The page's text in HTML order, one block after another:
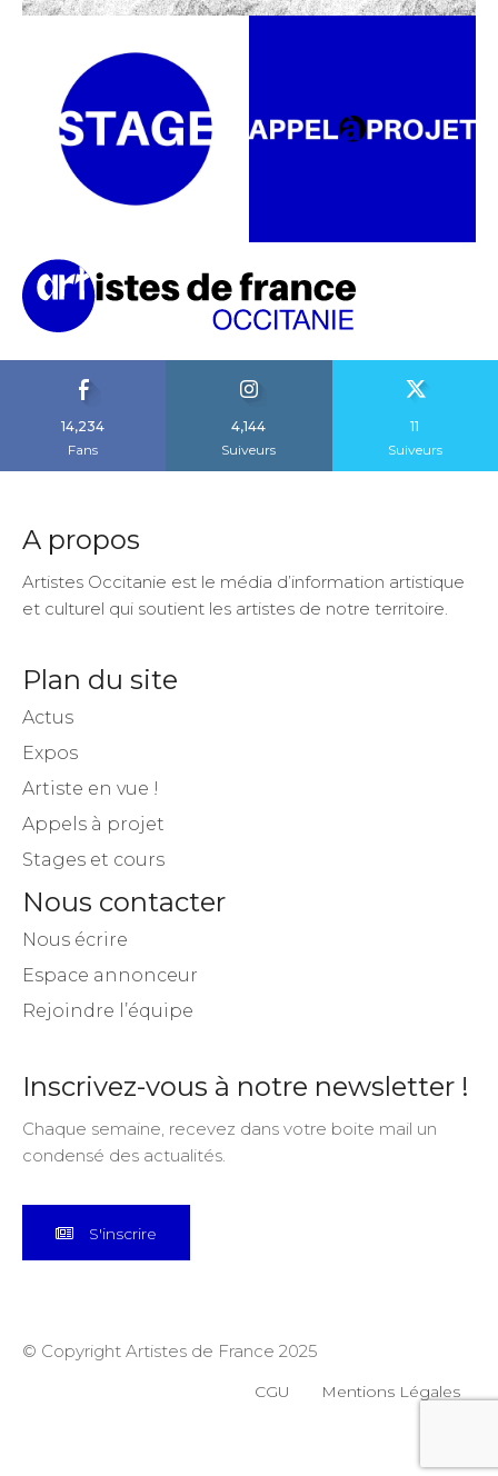
14,234
Fans
4,144
Suiveurs
11
Suiveurs
A propos
Artistes Occitanie est le média d’information artistique
et culturel qui soutient les artistes de notre territoire.
Plan du site
Actus
Expos
Artiste en vue !
Appels à projet
Stages et cours
Nous contacter
Nous écrire
Espace annonceur
Rejoindre l’équipe
Inscrivez-vous à notre newsletter !
Chaque semaine, recevez dans votre boite mail un
condensé des actualités.
S'inscrire
© Copyright Artistes de France 2025
CGU Mentions Légales